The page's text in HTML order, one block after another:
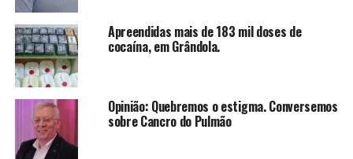
Apreendidas mais de 183 mil doses de
cocaína, em Grândola.
Opinião: Quebremos o estigma. Conversemos
sobre Cancro do Pulmão